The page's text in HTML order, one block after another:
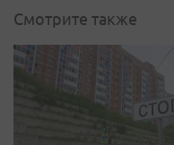
Смотрите также